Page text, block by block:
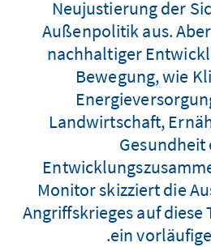
Neujustierung der
Außenpolitik aus.
nachhaltiger
Bewegung, wie
Landwirtschaft,
Gesundheit
Monitor skizziert die
Angriffskrieges auf
ein